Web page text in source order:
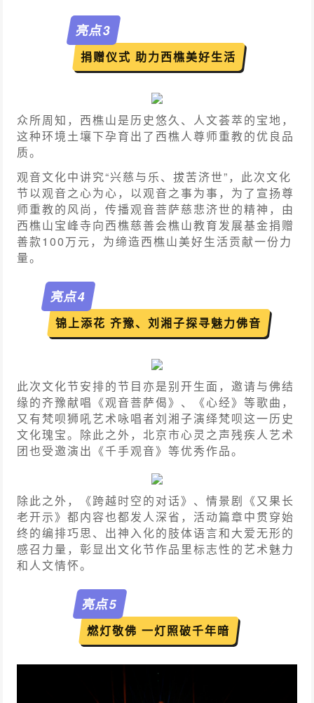
亮点3
捐赠仪式 助力西樵美好生活
众所周知，西樵山是历史悠久、人文荟萃的宝地，
这种环境土壤下孕育出了西樵人尊师重教的优良品
质。
观音文化中讲究“兴慈与乐、拔苦济世”，此次文化
节以观音之心为心，以观音之事为事，为了宣扬尊
师重教的风尚，传播观音菩萨慈悲济世的精神，由
西樵山宝峰寺向西樵慈善会樵山教育发展基金捐赠
善款100万元，为缔造西樵山美好生活贡献一份力
量。
亮点4
锦上添花 齐豫、刘湘子探寻魅力佛音
此次文化节安排的节目亦是别开生面，邀请与佛结
缘的齐豫献唱《观音菩萨偈》、《心经》等歌曲，
又有梵呗狮吼艺术咏唱者刘湘子演绎梵呗这一历史
文化瑰宝。除此之外，北京市心灵之声残疾人艺术
团也受邀演出《千手观音》等优秀作品。
除此之外，《跨越时空的对话》、情景剧《又果长
老开示》都内容也都发人深省，活动篇章中贯穿始
终的编排巧思、出神入化的肢体语言和大爱无形的
感召力量，彰显出文化节作品里标志性的艺术魅力
和人文情怀。
亮点5
燃灯敬佛 一灯照破千年暗